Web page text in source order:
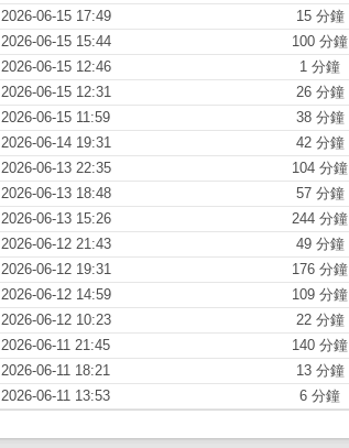
2026-06-15 17:49
15 分鐘
2026-06-15 15:44
100 分鐘
2026-06-15 12:46
1 分鐘
2026-06-15 12:31
26 分鐘
2026-06-15 11:59
38 分鐘
2026-06-14 19:31
42 分鐘
2026-06-13 22:35
104 分鐘
2026-06-13 18:48
57 分鐘
2026-06-13 15:26
244 分鐘
2026-06-12 21:43
49 分鐘
2026-06-12 19:31
176 分鐘
2026-06-12 14:59
109 分鐘
2026-06-12 10:23
22 分鐘
2026-06-11 21:45
140 分鐘
2026-06-11 18:21
13 分鐘
2026-06-11 13:53 6 分鐘